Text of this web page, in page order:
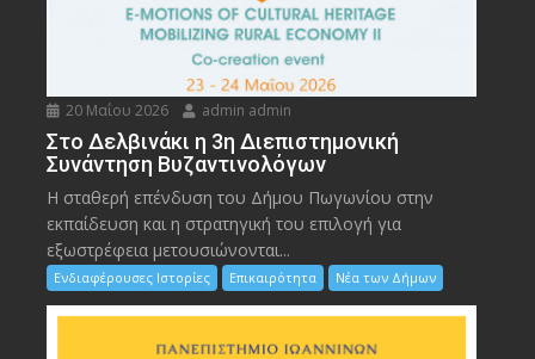
20 Μαΐου 2026 admin admin
Στο Δελβινάκι η 3η Διεπιστημονική
Συνάντηση Βυζαντινολόγων
Η σταθερή επένδυση του Δήμου Πωγωνίου στην
εκπαίδευση και η στρατηγική του επιλογή για
εξωστρέφεια μετουσιώνονται...
Ενδιαφέρουσες Ιστορίες Επικαιρότητα Νέα των Δήμων